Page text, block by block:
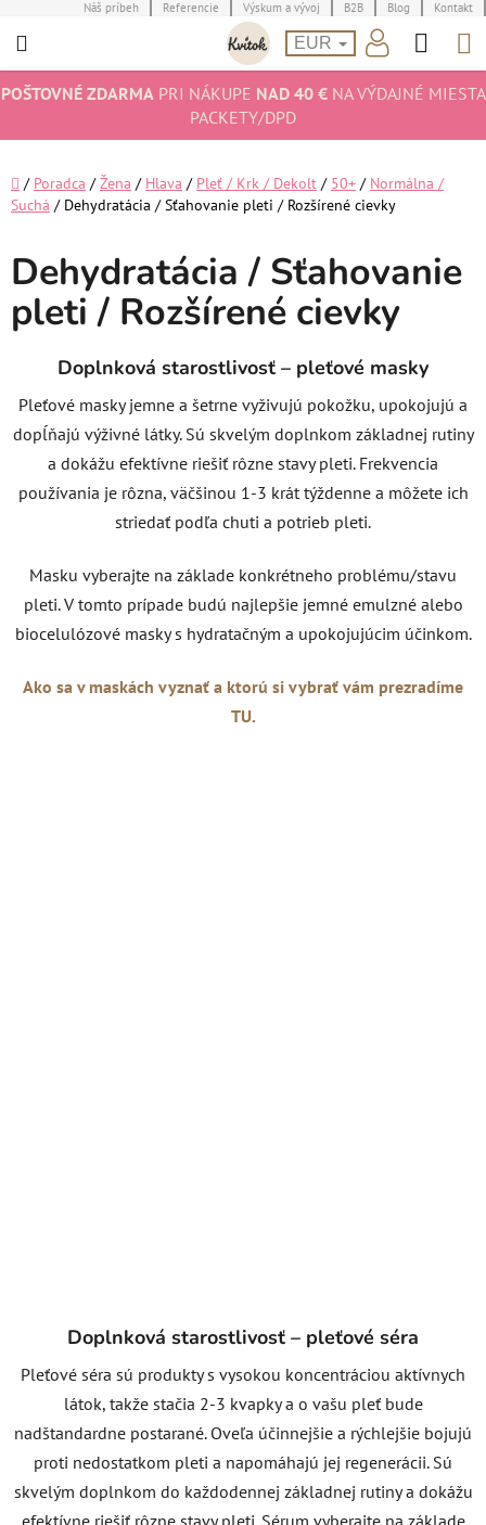
na
Náš príbeh Referencie Výskum a vývoj B2B Blog Kontakt
EUR
POŠTOVNÉ ZDARMAPRI NÁKUPE NAD 40 €NA VÝDAJNÉ MIESTA
PACKETY/DPD
Domov
/ Poradca / Žena / Hlava / Pleť / Krk / Dekolt / 50+ / Normálna /
Suchá / Dehydratácia / Sťahovanie pleti / Rozšírené cievky
Dehydratácia / Sťahovanie
pleti / Rozšírené cievky
Doplnková starostlivosť – pleťové masky
Pleťové masky jemne a šetrne vyživujú pokožku, upokojujú a
dopĺňajú výživné látky. Sú skvelým doplnkom základnej rutiny
a dokážu efektívne riešiť rôzne stavy pleti. Frekvencia
používania je rôzna, väčšinou 1-3 krát týždenne a môžete ich
striedať podľa chuti a potrieb pleti.
Masku vyberajte na základe konkrétneho problému/stavu
pleti. V tomto prípade budú najlepšie jemné emulzné alebo
biocelulózové masky s hydratačným a upokojujúcim účinkom.
Ako sa v maskách vyznať a ktorú si vybrať vám prezradíme
TU.
Doplnková starostlivosť – pleťové séra
Pleťové séra sú produkty s vysokou koncentráciou aktívnych
látok, takže stačia 2-3 kvapky a o vašu pleť bude
nadštandardne postarané. Oveľa účinnejšie a rýchlejšie bojujú
proti nedostatkom pleti a napomáhajú jej regenerácii. Sú
skvelým doplnkom do každodennej základnej rutiny a dokážu
efektívne riešiť rôzne stavy pleti. Sérum vyberajte na základe